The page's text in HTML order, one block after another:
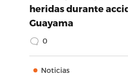
heridas durante
Guayama
0
Noticias